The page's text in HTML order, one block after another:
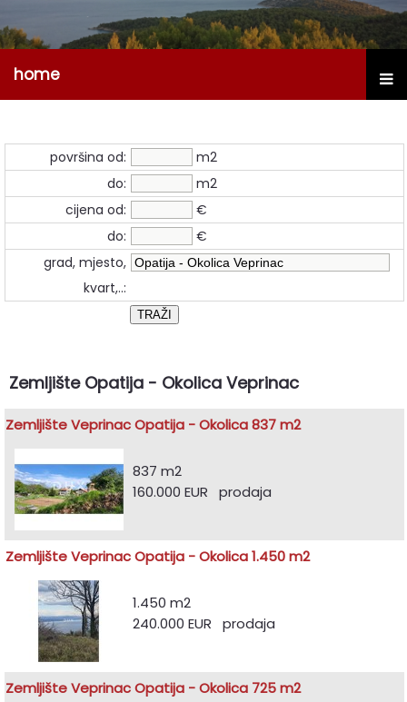
home
površina od:
m2
do:
m2
cijena od:
€
do:
€
grad, mjesto,
kvart,..:
Zemljište Opatija - Okolica Veprinac
Zemljište Veprinac Opatija - Okolica 837 m2
837 m2
160.000 EUR prodaja
Zemljište Veprinac Opatija - Okolica 1.450 m2
1.450 m2
240.000 EUR prodaja
Zemljište Veprinac Opatija - Okolica 725 m2